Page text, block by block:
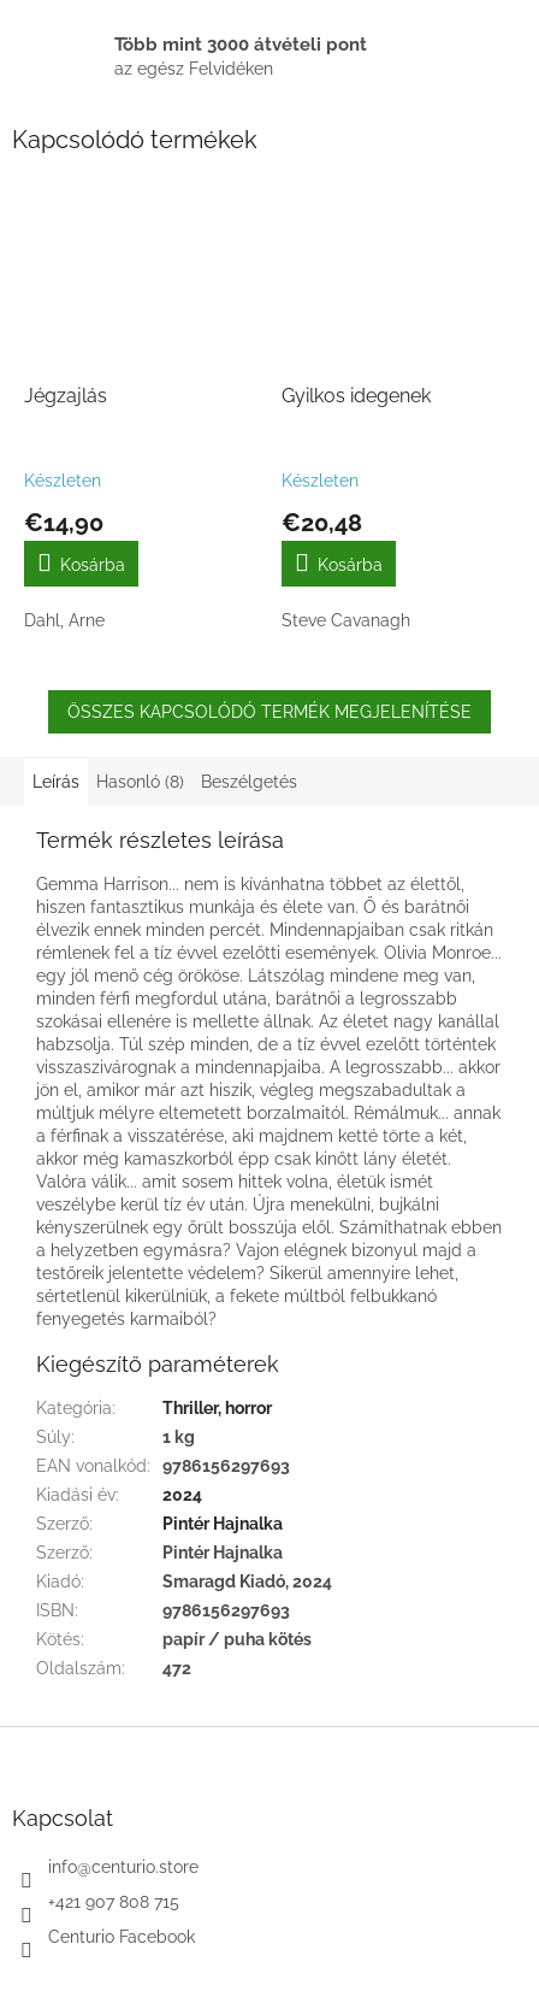
Több mint 3000 átvételi pont
az egész Felvidéken
Kapcsolódó termékek
Jégzajlás
Készleten
€14,90
Kosárba
Dahl, Arne
Gyilkos idegenek
Készleten
€20,48
Kosárba
Steve Cavanagh
ÖSSZES KAPCSOLÓDÓ TERMÉK MEGJELENÍTÉSE
Leírás Hasonló (8) Beszélgetés
Termék részletes leírása
Gemma Harrison... nem is kívánhatna többet az élettől,
hiszen fantasztikus munkája és élete van. Ő és barátnői
élvezik ennek minden percét. Mindennapjaiban csak ritkán
rémlenek fel a tíz évvel ezelőtti események. Olivia Monroe...
egy jól menő cég örököse. Látszólag mindene meg van,
minden férfi megfordul utána, barátnői a legrosszabb
szokásai ellenére is mellette állnak. Az életet nagy kanállal
habzsolja. Túl szép minden, de a tíz évvel ezelőtt történtek
visszaszivárognak a mindennapjaiba. A legrosszabb... akkor
jön el, amikor már azt hiszik, végleg megszabadultak a
múltjuk mélyre eltemetett borzalmaitól. Rémálmuk... annak
a férfinak a visszatérése, aki majdnem ketté törte a két,
akkor még kamaszkorból épp csak kinőtt lány életét.
Valóra válik... amit sosem hittek volna, életük ismét
veszélybe kerül tíz év után. Újra menekülni, bujkálni
kényszerülnek egy őrült bosszúja elől. Számíthatnak ebben
a helyzetben egymásra? Vajon elégnek bizonyul majd a
testőreik jelentette védelem? Sikerül amennyire lehet,
sértetlenül kikerülniük, a fekete múltból felbukkanó
fenyegetés karmaiból?
Kiegészítő paraméterek
Kategória:
Thriller, horror
Súly:
1 kg
EAN vonalkód:
9786156297693
Kiadási év:
2024
Szerző:
Pintér Hajnalka
Szerző:
Pintér Hajnalka
Kiadó:
Smaragd Kiadó, 2024
ISBN:
9786156297693
Kötés:
papír / puha kötés
Oldalszám: 472
Kapcsolat
info@centurio.store
+421 907 808 715
Centurio Facebook